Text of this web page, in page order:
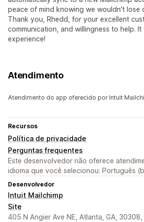
peace of mind knowing we wouldn't lose
Thank you, Rhedd, for your excellent
communication, and willingness to help.
experience!
Atendimento
Atendimento do app oferecido por Intuit
Recursos
Política de privacidade
Perguntas frequentes
Este desenvolvedor não oferece
idioma que você selecionou: Português
Desenvolvedor
Intuit Mailchimp
Site
405 N Angier Ave NE, Atlanta, GA, 30308,